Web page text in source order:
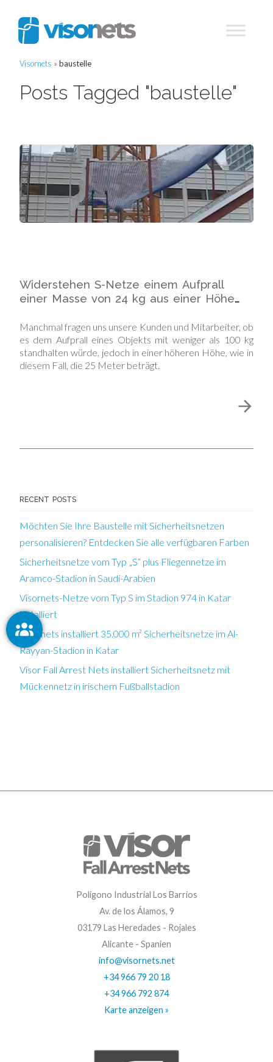
Visornets » baustelle
Posts Tagged "baustelle"
Widerstehen S-Netze einem Aufprall
einer Masse von 24 kg aus einer Höhe
Manchmal fragen uns unsere Kunden und Mitarbeiter, ob
es dem Aufprall eines Objekts mit weniger als 100 kg
standhalten würde, jedoch in einer höheren Höhe, wie in
diesem Fall, die 25 Meter beträgt.
RECENT POSTS
Möchten Sie Ihre Baustelle mit Sicherheitsnetzen
personalisieren? Entdecken Sie alle verfügbaren Farben
Sicherheitsnetze vom Typ „S“ plus Fliegennetze im
Aramco-Stadion in Saudi-Arabien
Visornets-Netze vom Typ S im Stadion 974 in Katar
installiert
Visornets installiert 35.000 m² Sicherheitsnetze im Al-
Rayyan-Stadion in Katar
Visor Fall Arrest Nets installiert Sicherheitsnetz mit
Mückennetz in irischem Fußballstadion
Polígono Industrial Los Barrios
Av. de los Álamos, 9
03179 Las Heredades - Rojales
Alicante - Spanien
info@visornets.net
+34 966 79 20 18
+34 966 792 874
Karte anzeigen »